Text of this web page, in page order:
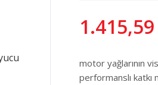
motor yağlarının
performanslı